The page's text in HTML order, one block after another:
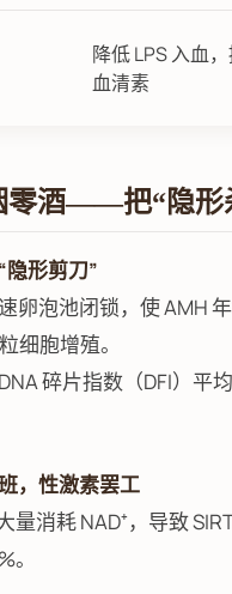
降低 LPS 入血
血清素
零酒——把“隐形
隐形剪刀”
卵泡池闭锁，使 AMH
细胞增殖。
碎片指数（DFI）
，性激素罢工
量消耗 NAD⁺，导致